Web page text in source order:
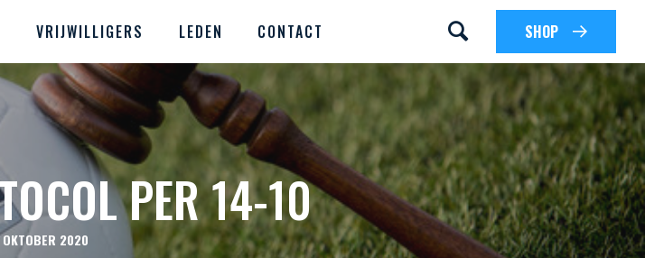
VRIJWILLIGERS LEDEN CONTACT SHOP
PER 14-10
2020